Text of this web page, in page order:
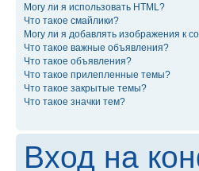
Могу ли я использовать HTML?
Что такое смайлики?
Могу ли я добавлять изображения к
Что такое важные объявления?
Что такое объявления?
Что такое прилепленные темы?
Что такое закрытые темы?
Что такое значки тем?
Вход на